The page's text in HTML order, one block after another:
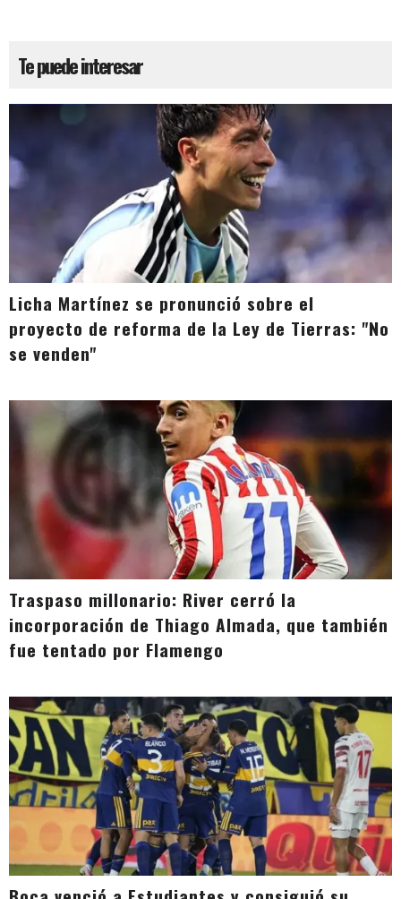
Te puede interesar
Licha Martínez se pronunció sobre el
proyecto de reforma de la Ley de Tierras: "No
se venden"
Traspaso millonario: River cerró la
incorporación de Thiago Almada, que también
fue tentado por Flamengo